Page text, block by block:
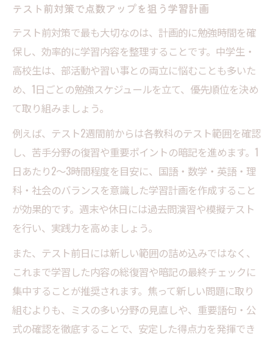
勉強法を活かす計画的なテスト前対策のポ
イント
得点アップを目指す定期テスト対策の進め
方
テスト前対策で結果が出る学習法の実践例
成功事例から学ぶ定期テスト勉強法
苦手克服も可能なテスト前対策のコツ
定期テスト対策で苦手分野を見つけるステ
ップ
苦手教科への効果的な勉強法とテスト前対
策
定期テスト対策で得意を伸ばし苦手を減ら
す方法
個別指導塾で実践できる苦手分野対策の工
テスト前対策で点数アップを狙う学習計画
テスト前対策で最も大切なのは、計画的に勉強時間を確
保し、効率的に学習内容を整理することです。中学生・
高校生は、部活動や習い事との両立に悩むことも多いた
め、1日ごとの勉強スケジュールを立て、優先順位を決め
て取り組みましょう。
例えば、テスト2週間前からは各教科のテスト範囲を確認
し、苦手分野の復習や重要ポイントの暗記を進めます。1
日あたり2〜3時間程度を目安に、国語・数学・英語・理
科・社会のバランスを意識した学習計画を作成すること
が効果的です。週末や休日には過去問演習や模擬テスト
を行い、実践力を高めましょう。
また、テスト前日には新しい範囲の詰め込みではなく、
これまで学習した内容の総復習や暗記の最終チェックに
集中することが推奨されます。焦って新しい問題に取り
組むよりも、ミスの多い分野の見直しや、重要語句・公
式の確認を徹底することで、安定した得点力を発揮でき